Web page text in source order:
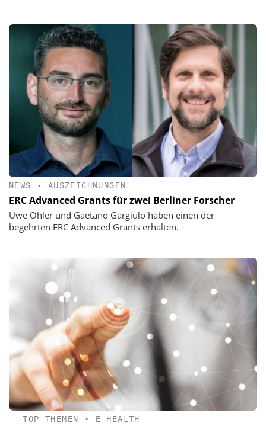
NEWS • AUSZEICHNUNGEN
ERC Advanced Grants für zwei Berliner Forscher
Uwe Ohler und Gaetano Gargiulo haben einen der
begehrten ERC Advanced Grants erhalten.
TOP-THEMEN • E-HEALTH